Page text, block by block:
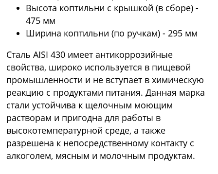
Высота коптильни с крышкой (в сборе) -
475 мм
Ширина коптильни (по ручкам) - 295 мм
Сталь AISI 430 имеет антикоррозийные
свойства, широко используется в пищевой
промышленности и не вступает в химическую
реакцию с продуктами питания. Данная марка
стали устойчива к щелочным моющим
растворам и пригодна для работы в
высокотемпературной среде, а также
разрешена к непосредственному контакту с
алкоголем, мясным и молочным продуктам.